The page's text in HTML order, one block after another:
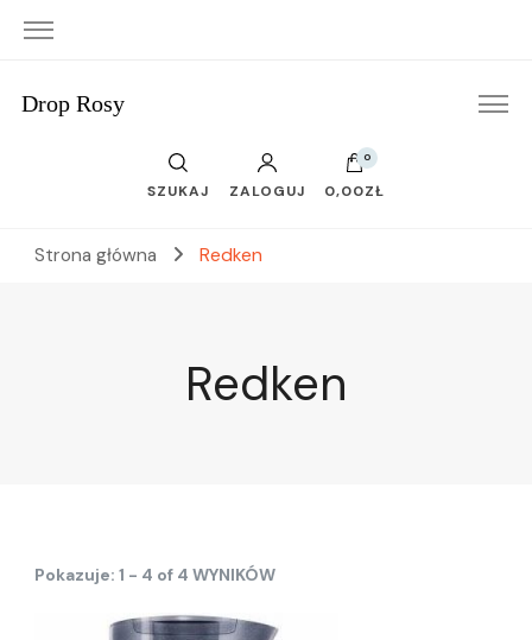
Drop Rosy
SZUKAJ ZALOGUJ
0
0,00ZŁ
Strona główna Redken
Redken
Pokazuje: 1 - 4 of 4 WYNIKÓW